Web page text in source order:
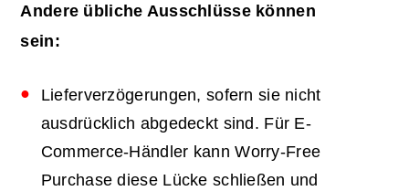
Andere übliche Ausschlüsse können
sein:
Lieferverzögerungen, sofern sie nicht
ausdrücklich abgedeckt sind. Für E-
Commerce-Händler kann Worry-Free
Purchase diese Lücke schließen und